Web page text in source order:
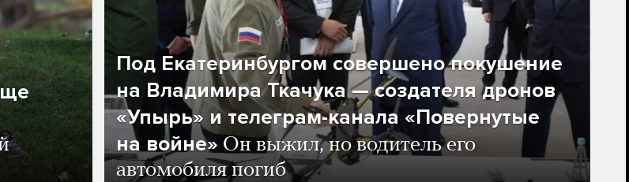
Под Екатеринбургом совершено покушение
на Владимира Ткачука — создателя дронов
«Упырь» и телеграм-канала «Повернутые
на войне» Он выжил, но водитель его
автомобиля погиб